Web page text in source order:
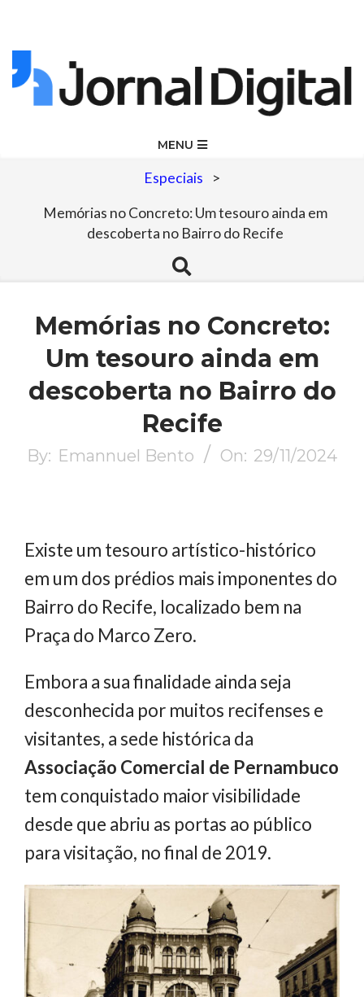
Skip
to
Jornal
Digital
MENU
Especiais >
Memórias no Concreto: Um tesouro ainda em
descoberta no Bairro do Recife
Search
Memórias no Concreto:
Um tesouro ainda em
descoberta no Bairro do
Recife
By: Emannuel Bento On: 29/11/2024
Existe um tesouro artístico-histórico
em um dos prédios mais imponentes do
Bairro do Recife, localizado bem na
Praça do Marco Zero.
Embora a sua finalidade ainda seja
desconhecida por muitos recifenses e
visitantes, a sede histórica da
Associação Comercial de Pernambuco
tem conquistado maior visibilidade
desde que abriu as portas ao público
para visitação, no final de 2019.